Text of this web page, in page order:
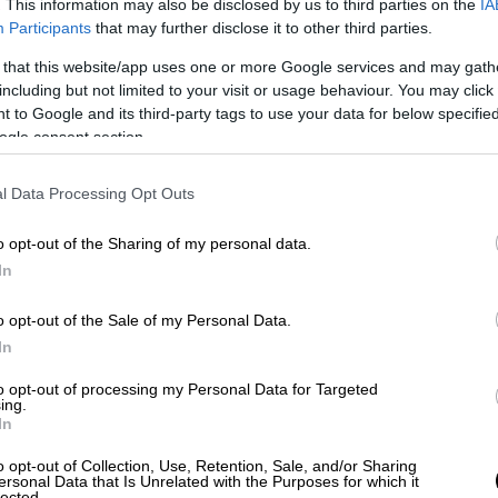
This information may also be disclosed by us to third parties on the
Participants that may further disclose it to other third parties.
that this website/app uses one or more Google services and may
but not limited to your visit or usage behaviour. You may
to Google and its third-party tags to use your data for below
consent section.
Data Processing Opt Outs
opt-out of the Sharing of my personal data.
opt-out of the Sale of my Personal Data.
opt-out of processing my Personal Data for Targeted
opt-out of Collection, Use, Retention, Sale, and/or Sharing
Data that Is Unrelated with the Purposes for which it
Κόσμος|30.09.2024 22:53
Tesla τυλίχθηκε στις φλόγες μέσα
σε γκαράζ! Βίντεο από τη στιγμή
Ελλάδα|30.09.2024 22:44
Σοβαρές ζημιές στις